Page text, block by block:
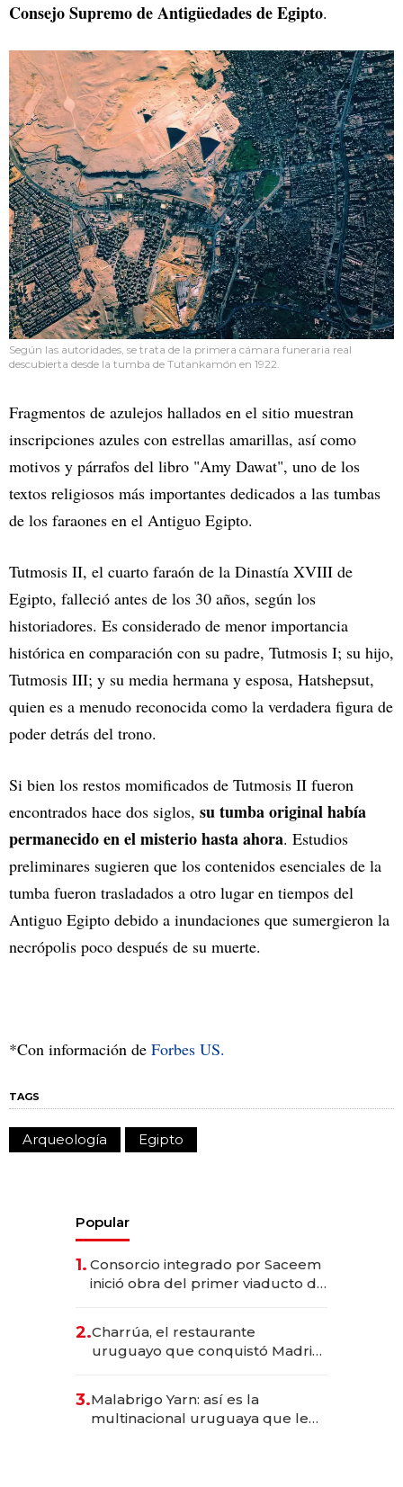
Consejo Supremo de Antigüedades de Egipto.
Según las autoridades, se trata de la primera cámara funeraria real
descubierta desde la tumba de Tutankamón en 1922.
Fragmentos de azulejos hallados en el sitio muestran
inscripciones azules con estrellas amarillas, así como
motivos y párrafos del libro "Amy Dawat", uno de los
textos religiosos más importantes dedicados a las tumbas
de los faraones en el Antiguo Egipto.
Tutmosis II, el cuarto faraón de la Dinastía XVIII de
Egipto, falleció antes de los 30 años, según los
historiadores. Es considerado de menor importancia
histórica en comparación con su padre, Tutmosis I; su hijo,
Tutmosis III; y su media hermana y esposa, Hatshepsut,
quien es a menudo reconocida como la verdadera figura de
poder detrás del trono.
Si bien los restos momificados de Tutmosis II fueron
encontrados hace dos siglos, su tumba original había
permanecido en el misterio hasta ahora. Estudios
preliminares sugieren que los contenidos esenciales de la
tumba fueron trasladados a otro lugar en tiempos del
Antiguo Egipto debido a inundaciones que sumergieron la
necrópolis poco después de su muerte.
*Con información de Forbes US.
TAGS
Arqueología Egipto
Popular
1. Consorcio integrado por Saceem
inició obra del primer viaducto de
millones
2.Charrúa, el restaurante
uruguayo que conquistó Madrid:
anticipación y prepara apertura
3.Malabrigo Yarn: así es la
multinacional uruguaya que le